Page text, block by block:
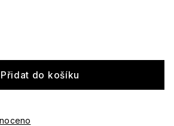
Přidat do košíku